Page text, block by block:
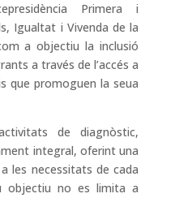
Primera i
Igualtat i Vivenda de la
a objectiu la inclusió
a través de l’accés a
que promoguen la seua
de diagnòstic,
integral, oferint una
les necessitats de cada
objectiu no es limita a